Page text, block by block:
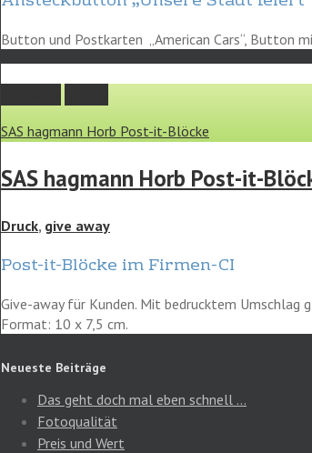
Button und Postkarten „American Cars“, Button
SAS hagmann Horb Post-it-Blöcke
SAS hagmann Horb Post-it-
Druck, give away
Post-it-Blöcke im Firmen-CI
Give-away für Kunden. Mit bedrucktem Umschlag
Format: 10 x 7,5 cm.
Neueste Beiträge
Das geht doch mal eben schnell …
Fotoqualität
Preis und Wert